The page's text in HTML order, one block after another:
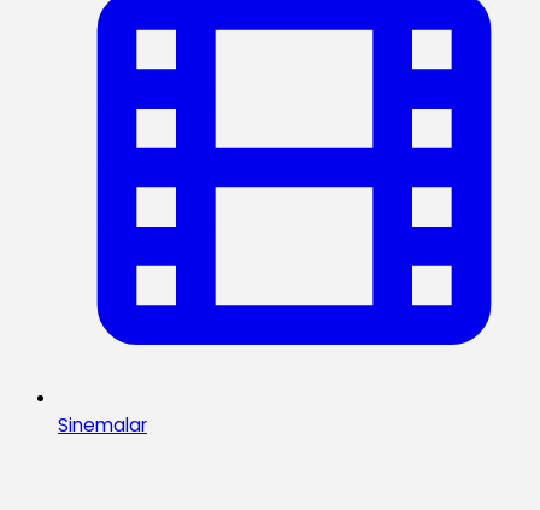
Sinemalar